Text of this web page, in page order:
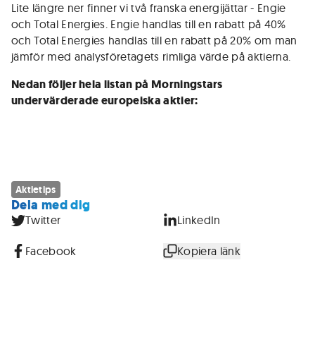
Lite längre ner finner vi två franska energijättar - Engie
och Total Energies. Engie handlas till en rabatt på 40%
och Total Energies handlas till en rabatt på 20% om man
jämför med analysföretagets rimliga värde på aktierna.
Nedan följer hela listan på Morningstars
undervärderade europeiska aktier:
Aktietips
Dela med dig
Twitter LinkedIn
Facebook Kopiera länk